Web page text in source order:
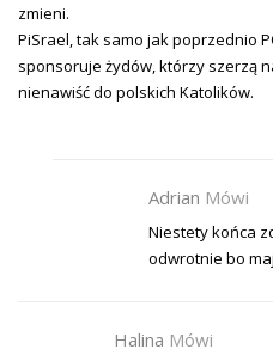
zmieni.
PiSrael, tak samo jak poprzednio
sponsoruje żydów, którzy szerzą
nienawiść do polskich Katolików.
Adrian Mówi
Niestety końca
odwrotnie bo
Halina Mówi